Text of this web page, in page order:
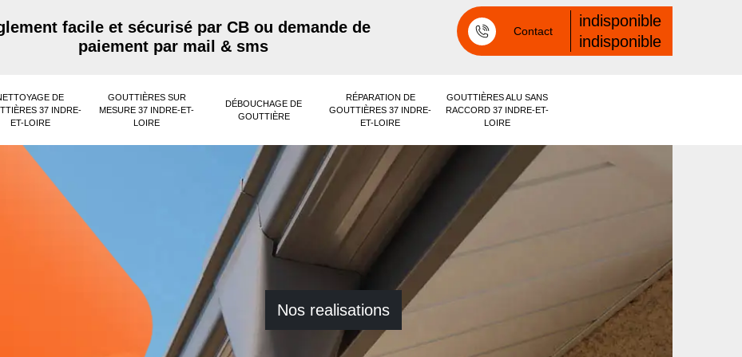
facile et sécurisé par CB ou demande de
paiement par mail & sms
Contact
indisponible
indisponible
DE
37 INDRE-
ET-LOIRE
GOUTTIÈRES SUR
MESURE 37 INDRE-ET-
LOIRE
DÉBOUCHAGE DE
GOUTTIÈRE
RÉPARATION DE
GOUTTIÈRES 37 INDRE-
ET-LOIRE
GOUTTIÈRES ALU SANS
RACCORD 37 INDRE-ET-
LOIRE
Nos realisations